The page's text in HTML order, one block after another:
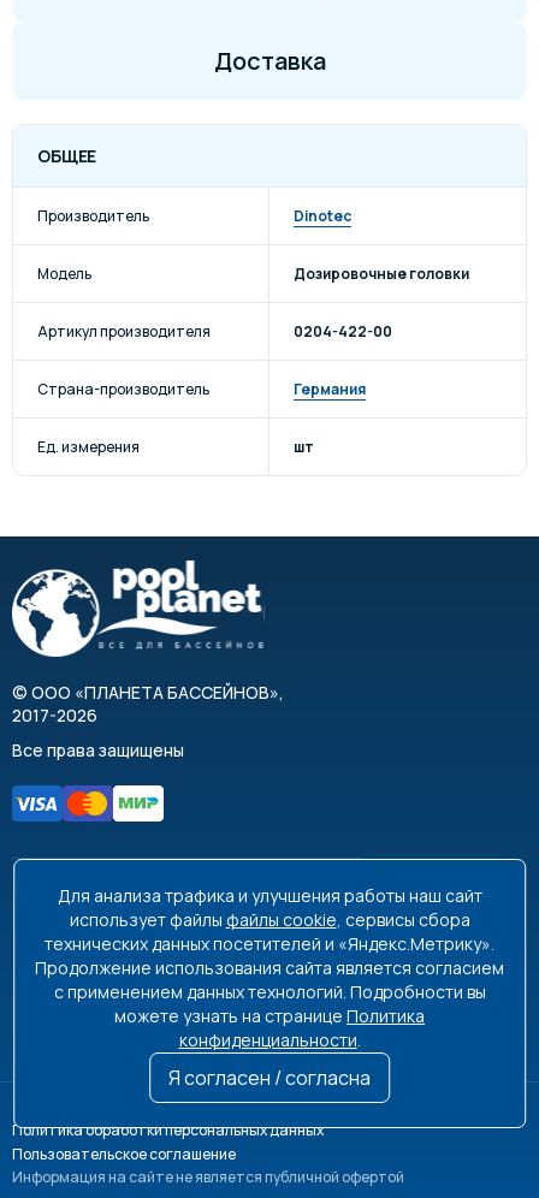
Доставка
ОБЩЕЕ
Производитель Dinotec
Модель Дозировочные головки
Артикул производителя 0204-422-00
Страна-производитель Германия
Ед. измерения шт
© ООО «ПЛАНЕТА БАССЕЙНОВ»,
2017-2026
Все права защищены
8 495 663-99-48
8 800 350-99-08
info@poolplanet.ru
г. Москва, проспект Мира, д. 61
Пн-Пт 9:00-18:00 Сб-Вс выходной
Политика обработки персональных данных
Пользовательское соглашение
Информация на сайте не является публичной офертой
Для анализа трафика и улучшения работы наш сайт
использует файлы файлы cookie, сервисы сбора
технических данных посетителей и «Яндекс.Метрику».
Продолжение использования сайта является согласием
с применением данных технологий. Подробности вы
можете узнать на странице Политика
конфиденциальности.
Я согласен / согласна